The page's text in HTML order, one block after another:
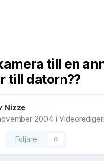
till en
till datorn??
Nizze
2004 i
Följare 0